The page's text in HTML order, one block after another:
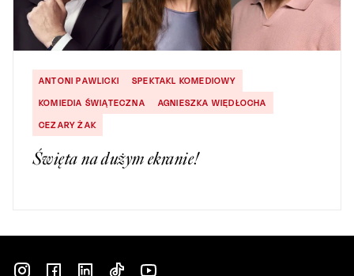
ANTONI PAWLICKI
SPEKTAKL KOMEDIOWY
KOMIEDIA ŚWIĄTECZNA
AGNIESZKA WIĘDŁOCHA
CEZARY ŻAK
Święta na dużym ekranie!